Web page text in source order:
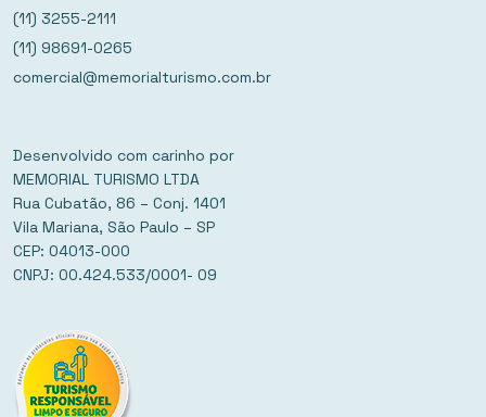
(11) 3255-2111
(11) 98691-0265
comercial@memorialturismo.com.br
Desenvolvido com carinho por
MEMORIAL TURISMO LTDA
Rua Cubatão, 86 – Conj. 1401
Vila Mariana, São Paulo – SP
CEP: 04013-000
CNPJ: 00.424.533/0001- 09